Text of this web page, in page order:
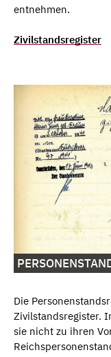
entnehmen.
Zivilstandsregister
Die
Zivilstandsregister.
sie nicht zu ihren